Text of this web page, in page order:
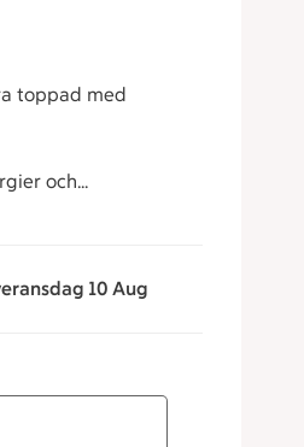
toppad med
och
10 Aug